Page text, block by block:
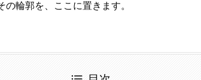
輪郭を、ここに置きます。